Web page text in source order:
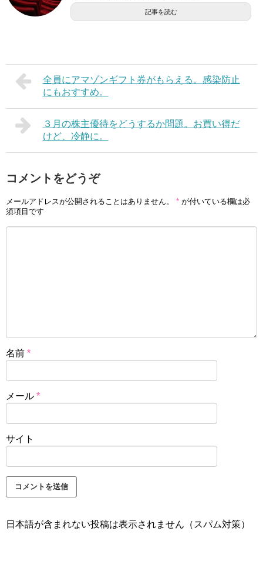
記事を読む
全員にアマゾンギフト券がもらえる。感染防止
にもおすすめ。
３月の株主優待をどうするか問題。お買い得だ
けど、冷静に。
コメントをどうぞ
メールアドレスが公開されることはありません。 * が付いている欄は必
須項目です
名前 *
メール *
サイト
日本語が含まれない投稿は表示されません（スパム対策）